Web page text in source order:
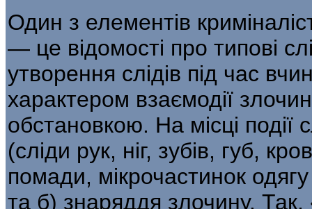
Один з елементів
— це відомості про типові
утворення слідів під час
характером взаємодії
обстановкою. На місці
(сліди рук, ніг, зубів, губ,
помади, мікрочастинок одягу
та б) знаряддя злочину.